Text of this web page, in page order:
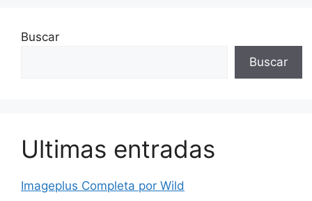
Buscar
Buscar
Ultimas entradas
Imageplus Completa por Wild